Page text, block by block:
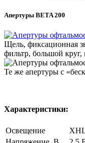
Апертуры BETA 200
Щель, фиксационная
фильтр, большой круг,
Те же апертуры с
Характеристики:
Освещение